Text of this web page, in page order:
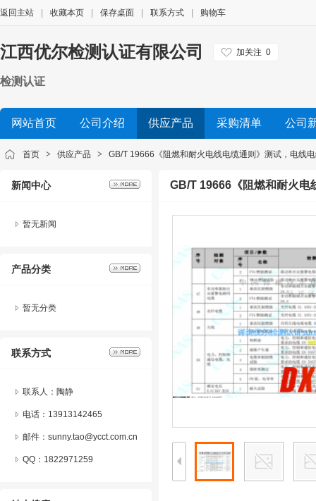
返回主站 收藏本页 保存桌面 联系方式 购物车
江西优尔检测认证有限公司 加关注 0
检测认证
网站首页 公司介绍 供应产品 采购清单 公司
首页 > 供应产品 > GB/T 19666《阻燃和耐火电线电缆通则》测试，电线
新闻中心
暂无新闻
产品分类
暂无分类
联系方式
联系人：陶静
电话：13913142465
邮件：sunny.tao@ycct.com.cn
QQ： 1822971259
GB/T 19666《阻燃和耐火电